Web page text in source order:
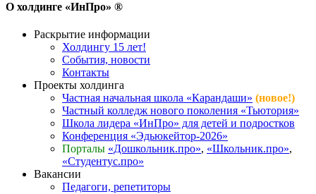
О холдинге «ИнПро» ®
Раскрытие информации
Холдингу 15 лет!
События, новости
Контакты
Проекты холдинга
Частная начальная школа «Карандаши» (новое!)
Частный колледж нового поколения «Тьютория»
Школа лидера «ИнПро» для детей и подростков
Конференция «Эдьюкейтор-2026»
Порталы «Дошкольник.про», «Школьник.про»,
«Студентус.про»
Вакансии
Педагоги, репетиторы